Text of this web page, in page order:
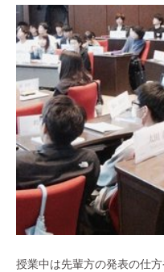
授業中は先輩方の発表の仕